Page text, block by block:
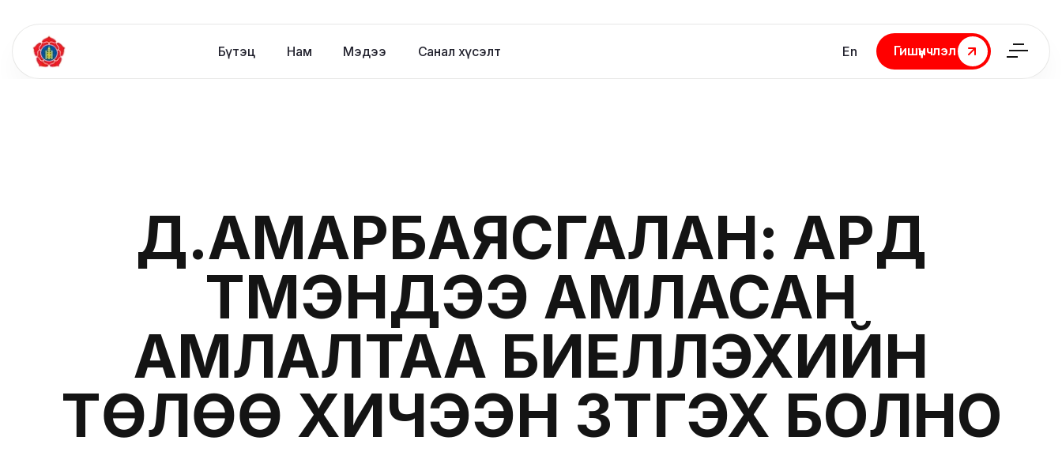
Бүтэц Нам Мэдээ Санал хүсэлт En
Гишүүнчлэл
Гишүүнчлэл
Д.АМАРБАЯСГАЛАН: АРД
ТҮМЭНДЭЭ АМЛАСАН
АМЛАЛТАА БИЕЛҮҮЛЭХИЙН
ТӨЛӨӨ ХИЧЭЭН ЗҮТГЭХ БОЛНО